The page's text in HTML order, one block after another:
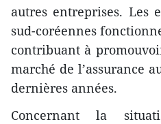
autres entreprises. Les
sud-coréennes
contribuant à
marché de l’assurance
dernières années.
Concernant la